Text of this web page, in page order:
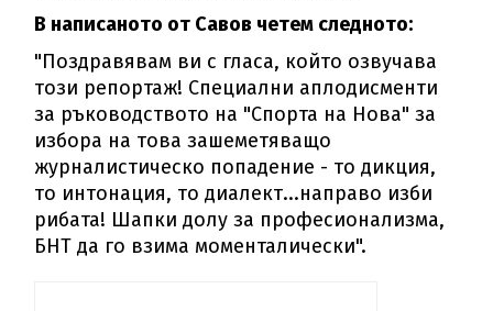
В написаното от Савов четем следното:
"Поздравявам ви с гласа, който озвучава
този репортаж! Специални аплодисменти
за ръководството на "Спорта на Нова" за
избора на това зашеметяващо
журналистическо попадение - то дикция,
то интонация, то диалект...направо изби
рибата! Шапки долу за професионализма,
БНТ да го взима моменталически".